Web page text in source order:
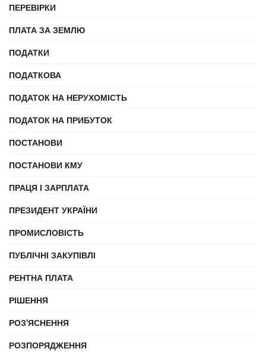
ПЕРЕВІРКИ
ПЛАТА ЗА ЗЕМЛЮ
ПОДАТКИ
ПОДАТКОВА
ПОДАТОК НА НЕРУХОМІСТЬ
ПОДАТОК НА ПРИБУТОК
ПОСТАНОВИ
ПОСТАНОВИ КМУ
ПРАЦЯ І ЗАРПЛАТА
ПРЕЗИДЕНТ УКРАЇНИ
ПРОМИСЛОВІСТЬ
ПУБЛІЧНІ ЗАКУПІВЛІ
РЕНТНА ПЛАТА
РІШЕННЯ
РОЗ'ЯСНЕННЯ
РОЗПОРЯДЖЕННЯ